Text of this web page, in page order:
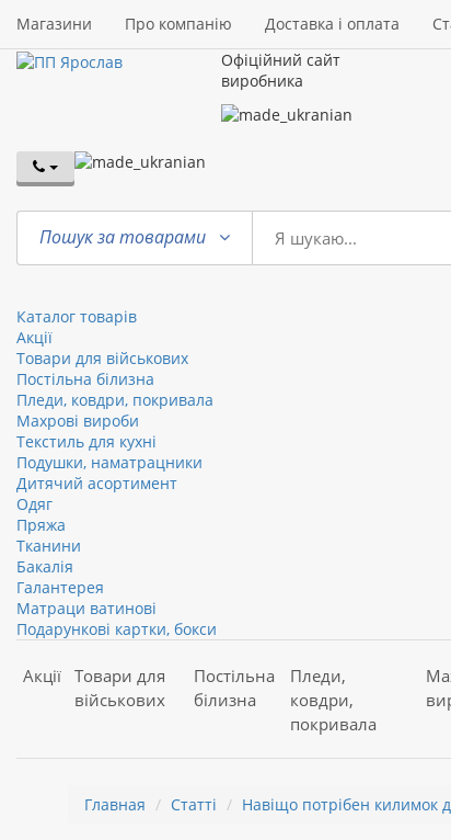
Магазини Про компанію Доставка і оплата
Офіційний сайт
виробника
Пошук за товарами
Каталог товарів
Акції
Товари для військових
Постільна білизна
Пледи, ковдри, покривала
Махрові вироби
Текстиль для кухні
Подушки, наматрацники
Дитячий асортимент
Одяг
Пряжа
Тканини
Бакалія
Галантерея
Матраци ватинові
Подарункові картки, бокси
Акції Товари для
військових
Постільна
білизна
Пледи,
ковдри,
покривала
Главная Статті Навіщо потрібен килимок